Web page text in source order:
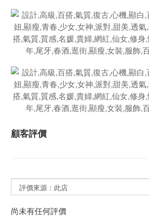
顧客評價
尚未有任何評價